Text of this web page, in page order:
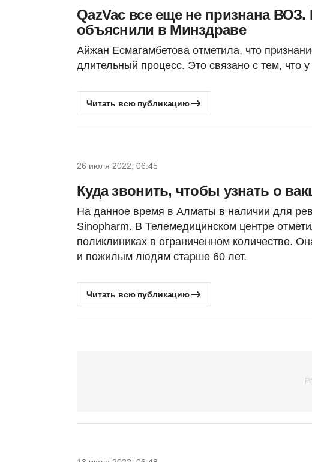
QazVac все еще не признана ВОЗ.
объяснили в Минздраве
Айжан Есмагамбетова отметила, что
длительный процесс. Это связано с тем, что
Читать всю публикацию
26 июля 2022, 06:45
Куда звонить, чтобы узнать о
На данное время в Алматы в наличии для
Sinopharm. В Телемедицинском центре
поликлиниках в ограниченном количестве.
и пожилым людям старше 60 лет.
Читать всю публикацию